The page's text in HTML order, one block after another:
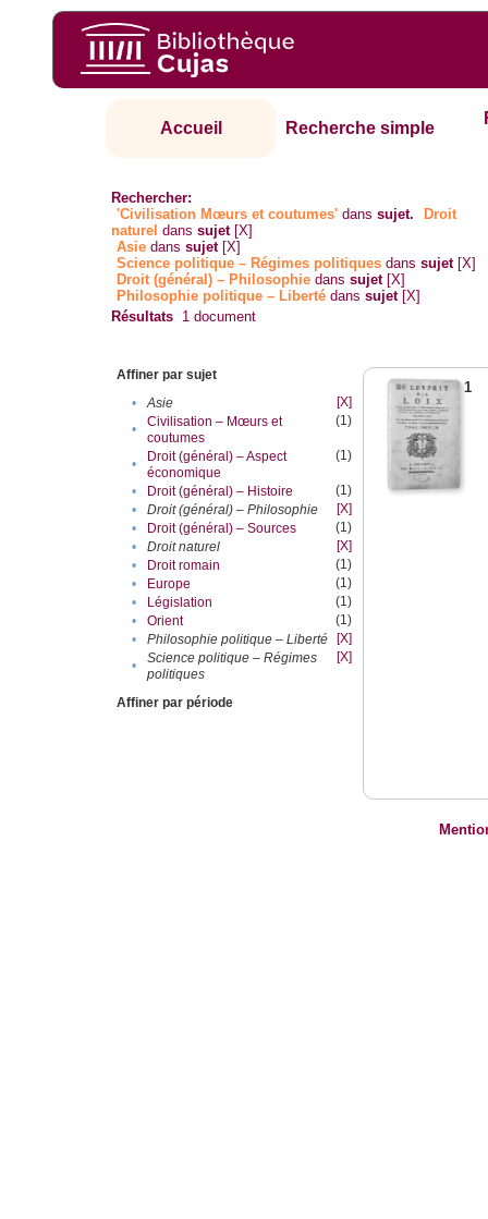
Accueil Recherche simple
Rechercher:
'Civilisation Mœurs et coutumes' danssujet.
Droit
naturel danssujet [X]
Asie danssujet [X]
Science politique – Régimes politiques danssujet [X]
Droit (général) – Philosophie danssujet [X]
Philosophie politique – Liberté danssujet [X]
Résultats 1 document
Affiner par sujet
•
Asie
[X]
•
Civilisation – Mœurs et
coutumes
(1)
•
Droit (général) – Aspect
économique
(1)
• Droit (général) – Histoire
(1)
•
Droit (général) – Philosophie
[X]
•
Droit (général) – Sources
(1)
•
Droit naturel
[X]
•
Droit romain
(1)
•
Europe
(1)
•
Législation
(1)
•
Orient
(1)
•
Philosophie politique – Liberté
[X]
•
Science politique – Régimes
politiques
[X]
Affiner par période
1